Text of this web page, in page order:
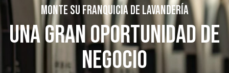
MONTE SU FRANQUICIA DE LAVANDERÍA
UNA GRAN OPORTUNIDADDE
NEGOCIO